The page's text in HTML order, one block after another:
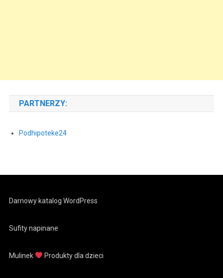
PARTNERZY:
Podhipoteke24
Darnowy katalog WordPress
Sufity napinane
Mulinek Produkty dla dzieci